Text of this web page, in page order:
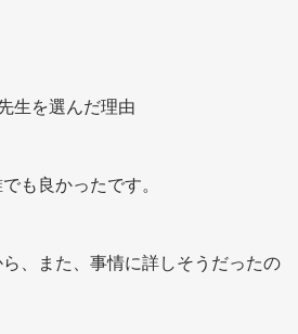
生を選んだ理由
も良かったです。
、また、事情に詳しそうだったの